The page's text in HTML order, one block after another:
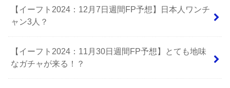
【イーフト2024：12月7日週間FP予想】日本人ワンチ
ャン3人？
【イーフト2024：11月30日週間FP予想】とても地味
なガチャが来る！？